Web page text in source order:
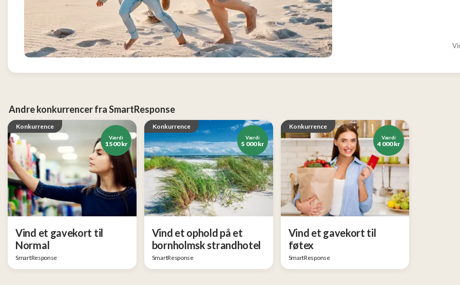
Andre konkurrencer fra SmartResponse
Værdi
1 500 kr
Konkurrence
Vind et gavekort til
Normal
SmartResponse
Værdi
5 000 kr
Konkurrence
Vind et ophold på et
bornholmsk strandhotel
SmartResponse
Værdi
4 000 kr
Konkurrence
Vind et gavekort til
føtex
SmartResponse
Nye
produkter